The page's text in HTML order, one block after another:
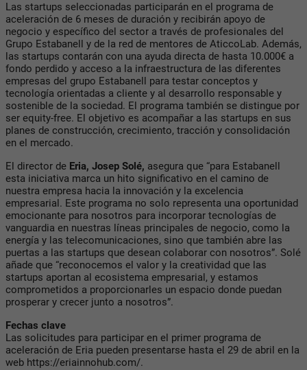
Las startups seleccionadas participarán en el programa de
aceleración de 6 meses de duración y recibirán apoyo de
negocio y específico del sector a través de profesionales del
Grupo Estabanell y de la red de mentores de AticcoLab. Además,
las startups contarán con una ayuda directa de hasta 10.000€ a
fondo perdido y acceso a la infraestructura de las diferentes
empresas del grupo Estabanell para testar conceptos y
tecnología orientadas a cliente y al desarrollo responsable y
sostenible de la sociedad. El programa también se distingue por
ser equity-free. El objetivo es acompañar a las startups en sus
planes de construcción, crecimiento, tracción y consolidación
en el mercado.
El director de Eria, Josep Solé, asegura que “para Estabanell
esta iniciativa marca un hito significativo en el camino de
nuestra empresa hacia la innovación y la excelencia
empresarial. Este programa no solo representa una oportunidad
emocionante para nosotros para incorporar tecnologías de
vanguardia en nuestras líneas principales de negocio, como la
energía y las telecomunicaciones, sino que también abre las
puertas a las startups que desean colaborar con nosotros”. Solé
añade que “reconocemos el valor y la creatividad que las
startups aportan al ecosistema empresarial, y estamos
comprometidos a proporcionarles un espacio donde puedan
prosperar y crecer junto a nosotros”.
Fechas clave
Las solicitudes para participar en el primer programa de
aceleración de Eria pueden presentarse hasta el 29 de abril en la
web https://eriainnohub.com/.